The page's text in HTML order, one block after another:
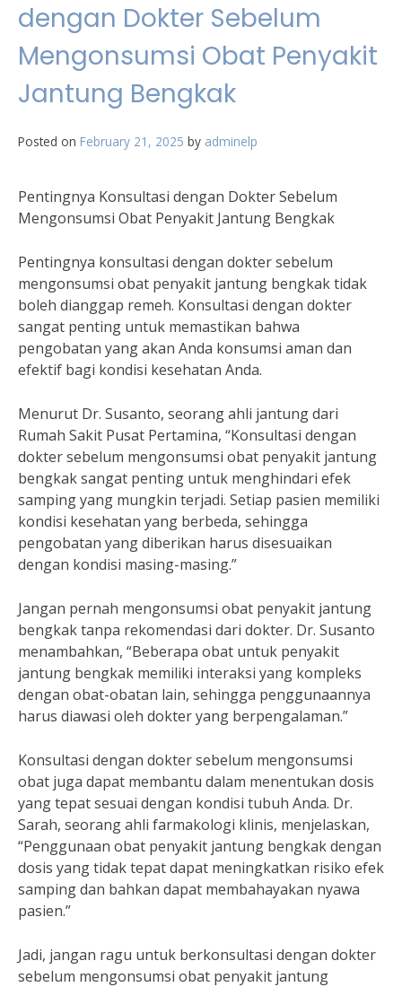
dengan Dokter Sebelum
Mengonsumsi Obat Penyakit
Jantung Bengkak
Posted on February 21, 2025 by adminelp
Pentingnya Konsultasi dengan Dokter Sebelum
Mengonsumsi Obat Penyakit Jantung Bengkak
Pentingnya konsultasi dengan dokter sebelum
mengonsumsi obat penyakit jantung bengkak tidak
boleh dianggap remeh. Konsultasi dengan dokter
sangat penting untuk memastikan bahwa
pengobatan yang akan Anda konsumsi aman dan
efektif bagi kondisi kesehatan Anda.
Menurut Dr. Susanto, seorang ahli jantung dari
Rumah Sakit Pusat Pertamina, “Konsultasi dengan
dokter sebelum mengonsumsi obat penyakit jantung
bengkak sangat penting untuk menghindari efek
samping yang mungkin terjadi. Setiap pasien memiliki
kondisi kesehatan yang berbeda, sehingga
pengobatan yang diberikan harus disesuaikan
dengan kondisi masing-masing.”
Jangan pernah mengonsumsi obat penyakit jantung
bengkak tanpa rekomendasi dari dokter. Dr. Susanto
menambahkan, “Beberapa obat untuk penyakit
jantung bengkak memiliki interaksi yang kompleks
dengan obat-obatan lain, sehingga penggunaannya
harus diawasi oleh dokter yang berpengalaman.”
Konsultasi dengan dokter sebelum mengonsumsi
obat juga dapat membantu dalam menentukan dosis
yang tepat sesuai dengan kondisi tubuh Anda. Dr.
Sarah, seorang ahli farmakologi klinis, menjelaskan,
“Penggunaan obat penyakit jantung bengkak dengan
dosis yang tidak tepat dapat meningkatkan risiko efek
samping dan bahkan dapat membahayakan nyawa
pasien.”
Jadi, jangan ragu untuk berkonsultasi dengan dokter
sebelum mengonsumsi obat penyakit jantung